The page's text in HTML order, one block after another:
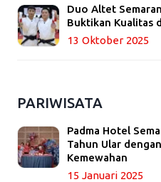
Duo Altet
Buktikan Kualitas
13 Oktober 2025
PARIWISATA
Padma Hotel
Tahun Ular
Kemewahan
15 Januari 2025